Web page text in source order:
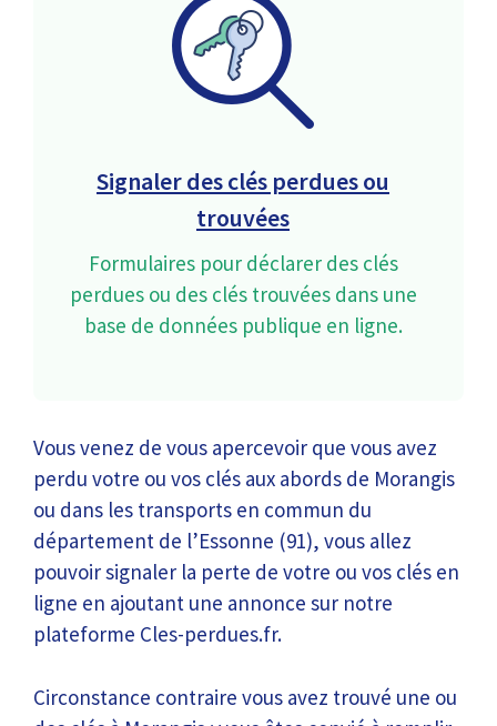
Signaler des clés perdues ou
trouvées
Formulaires pour déclarer des clés
perdues ou des clés trouvées dans une
base de données publique en ligne.
Vous venez de vous apercevoir que vous avez
perdu votre ou vos clés aux abords de Morangis
ou dans les transports en commun du
département de l’Essonne (91), vous allez
pouvoir signaler la perte de votre ou vos clés en
ligne en ajoutant une annonce sur notre
plateforme Cles-perdues.fr.
Circonstance contraire vous avez trouvé une ou